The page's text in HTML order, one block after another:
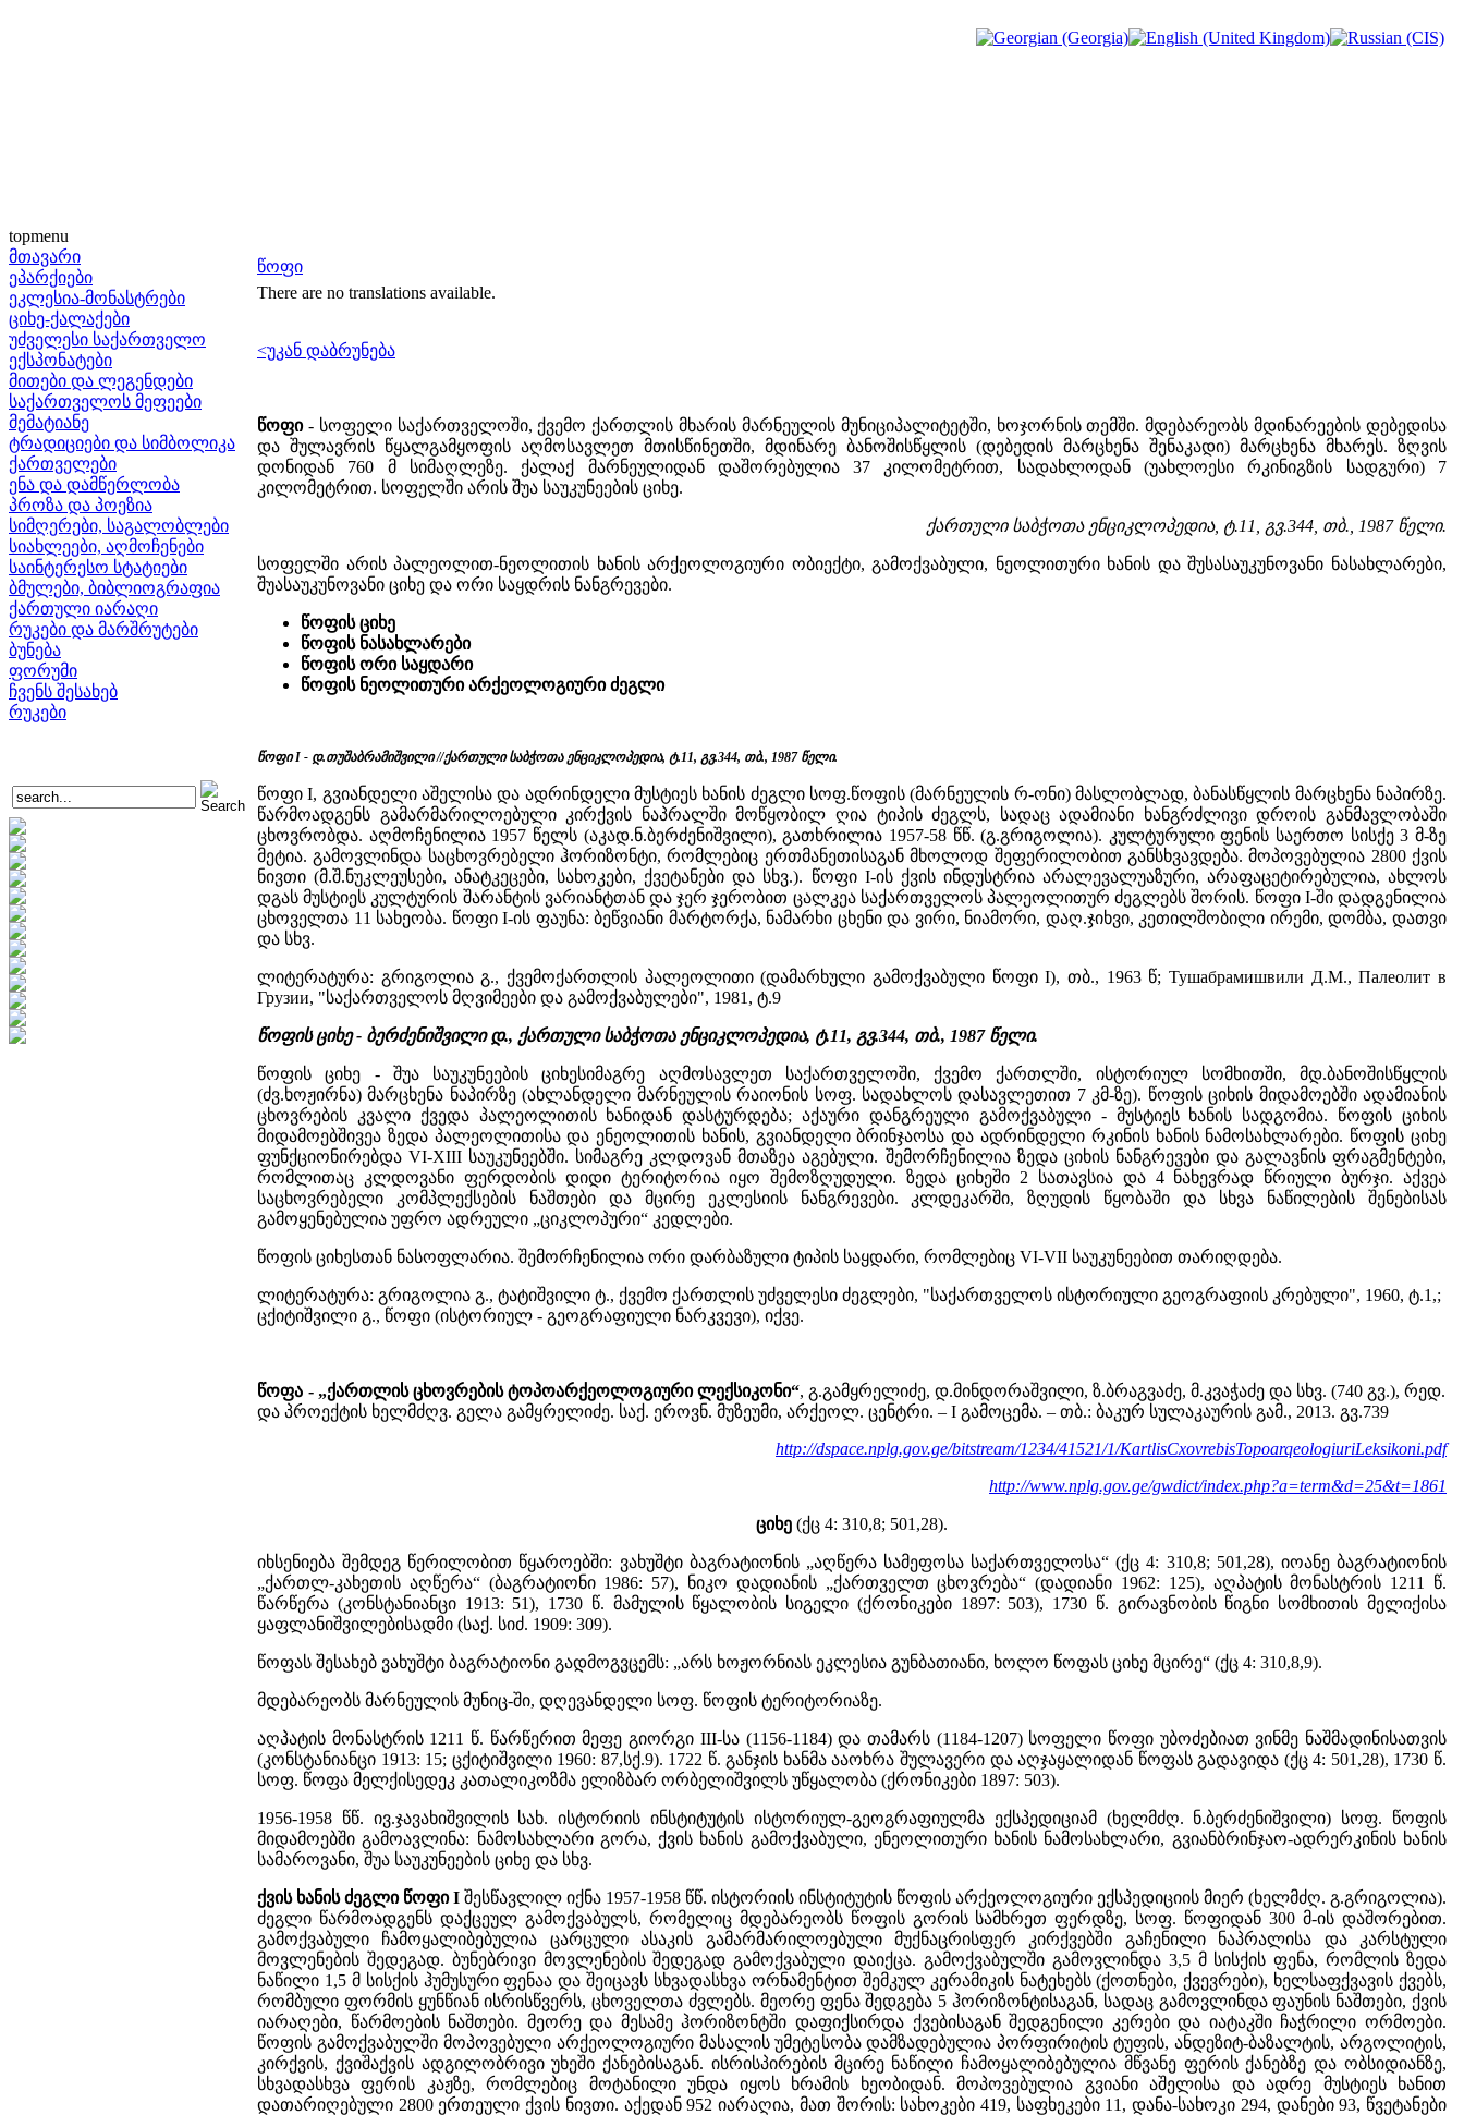
topmenu
მთავარი
ეპარქიები
ეკლესია-მონასტრები
ციხე-ქალაქები
უძველესი საქართველო
ექსპონატები
მითები და ლეგენდები
საქართველოს მეფეები
მემატიანე
ტრადიციები და სიმბოლიკა
ქართველები
ენა და დამწერლობა
პროზა და პოეზია
სიმღერები, საგალობლები
სიახლეები, აღმოჩენები
საინტერესო სტატიები
ბმულები, ბიბლიოგრაფია
ქართული იარაღი
რუკები და მარშრუტები
ბუნება
ფორუმი
ჩვენს შესახებ
რუკები
წოფი
There are no translations available.
<უკან დაბრუნება
წოფი- სოფელი საქართველოში, ქვემო ქართლის მხარის მარნეულის მუნიციპალიტეტში, ხოჯორნის თემში. მდებარეობს მდინარეების დებედისა
და შულავრის წყალგამყოფის აღმოსავლეთ მთისწინეთში, მდინარე ბანოშისწყლის (დებედის მარცხენა შენაკადი) მარცხენა მხარეს. ზღვის
დონიდან 760 მ სიმაღლეზე. ქალაქ მარნეულიდან დაშორებულია 37 კილომეტრით, სადახლოდან (უახლოესი რკინიგზის სადგური) 7
კილომეტრით. სოფელში არის შუა საუკუნეების ციხე.
ქართული საბჭოთა ენციკლოპედია, ტ.11, გვ.344, თბ., 1987 წელი.
სოფელში არის პალეოლით-ნეოლითის ხანის არქეოლოგიური ობიექტი, გამოქვაბული, ნეოლითური ხანის და შუსასაუკუნოვანი ნასახლარები,
შუასაუკუნოვანი ციხე და ორი საყდრის ნანგრევები.
წოფის ციხე
წოფის ნასახლარები
წოფის ორი საყდარი
წოფის ნეოლითური არქეოლოგიური ძეგლი
წოფი I - დ.თუშაბრამიშვილი //ქართული საბჭოთა ენციკლოპედია, ტ.11, გვ.344, თბ., 1987 წელი.
წოფი I, გვიანდელი აშელისა და ადრინდელი მუსტიეს ხანის ძეგლი სოფ.წოფის (მარნეულის რ-ონი) მასლობლად, ბანასწყლის მარცხენა ნაპირზე.
წარმოადგენს გამარმარილოებული კირქვის ნაპრალში მოწყობილ ღია ტიპის ძეგლს, სადაც ადამიანი ხანგრძლივი დროის განმავლობაში
ცხოვრობდა. აღმოჩენილია 1957 წელს (აკად.ნ.ბერძენიშვილი), გათხრილია 1957-58 წწ. (გ.გრიგოლია). კულტურული ფენის საერთო სისქე 3 მ-ზე
მეტია. გამოვლინდა საცხოვრებელი ჰორიზონტი, რომლებიც ერთმანეთისაგან მხოლოდ შეფერილობით განსხვავდება. მოპოვებულია 2800 ქვის
ნივთი (მ.შ.ნუკლეუსები, ანატკეცები, სახოკები, ქვეტანები და სხვ.). წოფი I-ის ქვის ინდუსტრია არალევალუაზური, არაფაცეტირებულია, ახლოს
დგას მუსტიეს კულტურის შარანტის ვარიანტთან და ჯერ ჯერობით ცალკეა საქართველოს პალეოლითურ ძეგლებს შორის. წოფი I-ში დადგენილია
ცხოველთა 11 სახეობა. წოფი I-ის ფაუნა: ბეწვიანი მარტორქა, ნამარხი ცხენი და ვირი, ნიამორი, დაღ.ჯიხვი, კეთილშობილი ირემი, დომბა, დათვი
და სხვ.
ლიტერატურა: გრიგოლია გ., ქვემოქართლის პალეოლითი (დამარხული გამოქვაბული წოფი I), თბ., 1963 წ; Тушабрамишвили Д.М., Палеолит в
Грузии, "საქართველოს მღვიმეები და გამოქვაბულები", 1981, ტ.9
წოფის ციხე - ბერძენიშვილი დ., ქართული საბჭოთა ენციკლოპედია, ტ.11, გვ.344, თბ., 1987 წელი.
წოფის ციხე - შუა საუკუნეების ციხესიმაგრე აღმოსავლეთ საქართველოში, ქვემო ქართლში, ისტორიულ სომხითში, მდ.ბანოშისწყლის
(ძვ.ხოჟირნა) მარცხენა ნაპირზე (ახლანდელი მარნეულის რაიონის სოფ. სადახლოს დასავლეთით 7 კმ-ზე). წოფის ციხის მიდამოებში ადამიანის
ცხოვრების კვალი ქვედა პალეოლითის ხანიდან დასტურდება; აქაური დანგრეული გამოქვაბული - მუსტიეს ხანის სადგომია. წოფის ციხის
მიდამოებშივეა ზედა პალეოლითისა და ენეოლითის ხანის, გვიანდელი ბრინჯაოსა და ადრინდელი რკინის ხანის ნამოსახლარები. წოფის ციხე
ფუნქციონირებდა VI-XIII საუკუნეებში. სიმაგრე კლდოვან მთაზეა აგებული. შემორჩენილია ზედა ციხის ნანგრევები და გალავნის ფრაგმენტები,
რომლითაც კლდოვანი ფერდობის დიდი ტერიტორია იყო შემოზღუდული. ზედა ციხეში 2 სათავსია და 4 ნახევრად წრიული ბურჯი. აქვეა
საცხოვრებელი კომპლექსების ნაშთები და მცირე ეკლესიის ნანგრევები. კლდეკარში, ზღუდის წყობაში და სხვა ნაწილების შენებისას
გამოყენებულია უფრო ადრეული „ციკლოპური“ კედლები.
წოფის ციხესთან ნასოფლარია. შემორჩენილია ორი დარბაზული ტიპის საყდარი, რომლებიც VI-VII საუკუნეებით თარიღდება.
ლიტერატურა: გრიგოლია გ., ტატიშვილი ტ., ქვემო ქართლის უძველესი ძეგლები, "საქართველოს ისტორიული გეოგრაფიის კრებული", 1960, ტ.1,;
ცქიტიშვილი გ., წოფი (ისტორიულ - გეოგრაფიული ნარკვევი), იქვე.
წოფა - „ქართლის ცხოვრების ტოპოარქეოლოგიური ლექსიკონი“, გ.გამყრელიძე, დ.მინდორაშვილი, ზ.ბრაგვაძე, მ.კვაჭაძე და სხვ. (740 გვ.), რედ.
და პროექტის ხელმძღვ. გელა გამყრელიძე. საქ. ეროვნ. მუზეუმი, არქეოლ. ცენტრი. – I გამოცემა. – თბ.: ბაკურ სულაკაურის გამ., 2013. გვ.739
http://dspace.nplg.gov.ge/bitstream/1234/41521/1/KartlisCxovrebisTopoarqeologiuriLeksikoni.pdf
http://www.nplg.gov.ge/gwdict/index.php?a=term&d=25&t=1861
ციხე (ქც 4: 310,8; 501,28).
იხსენიება შემდეგ წერილობით წყაროებში: ვახუშტი ბაგრატიონის „აღწერა სამეფოსა საქართველოსა“ (ქც 4: 310,8; 501,28), იოანე ბაგრატიონის
„ქართლ-კახეთის აღწერა“ (ბაგრატიონი 1986: 57), ნიკო დადიანის „ქართველთ ცხოვრება“ (დადიანი 1962: 125), აღპატის მონასტრის 1211 წ.
წარწერა (კონსტანიანცი 1913: 51), 1730 წ. მამულის წყალობის სიგელი (ქრონიკები 1897: 503), 1730 წ. გირავნობის წიგნი სომხითის მელიქისა
ყაფლანიშვილებისადმი (საქ. სიძ. 1909: 309).
წოფას შესახებ ვახუშტი ბაგრატიონი გადმოგვცემს: „არს ხოჟორნიას ეკლესია გუნბათიანი, ხოლო წოფას ციხე მცირე“ (ქც 4: 310,8,9).
მდებარეობს მარნეულის მუნიც-ში, დღევანდელი სოფ. წოფის ტერიტორიაზე.
აღპატის მონასტრის 1211 წ. წარწერით მეფე გიორგი III-სა (1156-1184) და თამარს (1184-1207) სოფელი წოფი უბოძებიათ ვინმე ნაშმადინისათვის
(კონსტანიანცი 1913: 15; ცქიტიშვილი 1960: 87,სქ.9). 1722 წ. განჯის ხანმა ააოხრა შულავერი და აღჯაყალიდან წოფას გადავიდა (ქც 4: 501,28), 1730 წ.
სოფ. წოფა მელქისედეკ კათალიკოზმა ელიზბარ ორბელიშვილს უწყალობა (ქრონიკები 1897: 503).
1956-1958 წწ. ივ.ჯავახიშვილის სახ. ისტორიის ინსტიტუტის ისტორიულ-გეოგრაფიულმა ექსპედიციამ (ხელმძღ. ნ.ბერძენიშვილი) სოფ. წოფის
მიდამოებში გამოავლინა: ნამოსახლარი გორა, ქვის ხანის გამოქვაბული, ენეოლითური ხანის ნამოსახლარი, გვიანბრინჯაო-ადრერკინის ხანის
სამაროვანი, შუა საუკუნეების ციხე და სხვ.
ქვის ხანის ძეგლი წოფი I შესწავლილ იქნა 1957-1958 წწ. ისტორიის ინსტიტუტის წოფის არქეოლოგიური ექსპედიციის მიერ (ხელმძღ. გ.გრიგოლია).
ძეგლი წარმოადგენს დაქცეულ გამოქვაბულს, რომელიც მდებარეობს წოფის გორის სამხრეთ ფერდზე, სოფ. წოფიდან 300 მ-ის დაშორებით.
გამოქვაბული ჩამოყალიბებულია ცარცული ასაკის გამარმარილოებული მუქნაცრისფერ კირქვებში გაჩენილი ნაპრალისა და კარსტული
მოვლენების შედეგად. ბუნებრივი მოვლენების შედეგად გამოქვაბული დაიქცა. გამოქვაბულში გამოვლინდა 3,5 მ სისქის ფენა, რომლის ზედა
ნაწილი 1,5 მ სისქის ჰუმუსური ფენაა და შეიცავს სხვადასხვა ორნამენტით შემკულ კერამიკის ნატეხებს (ქოთნები, ქვევრები), ხელსაფქვავის ქვებს,
რომბული ფორმის ყუნწიან ისრისწვერს, ცხოველთა ძვლებს. მეორე ფენა შედგება 5 ჰორიზონტისაგან, სადაც გამოვლინდა ფაუნის ნაშთები, ქვის
იარაღები, წარმოების ნაშთები. მეორე და მესამე ჰორიზონტში დაფიქსირდა ქვებისაგან შედგენილი კერები და იატაკში ჩაჭრილი ორმოები.
წოფის გამოქვაბულში მოპოვებული არქეოლოგიური მასალის უმეტესობა დამზადებულია პორფირიტის ტუფის, ანდეზიტ-ბაზალტის, არგოლიტის,
კირქვის, ქვიშაქვის ადგილობრივი უხეში ქანებისაგან. ისრისპირების მცირე ნაწილი ჩამოყალიბებულია მწვანე ფერის ქანებზე და ობსიდიანზე,
სხვადასხვა ფერის კაჟზე, რომლებიც მოტანილი უნდა იყოს ხრამის ხეობიდან. მოპოვებულია გვიანი აშელისა და ადრე მუსტიეს ხანით
დათარიღებული 2800 ერთეული ქვის ნივთი. აქედან 952 იარაღია, მათ შორის: სახოკები 419, საფხეკები 11, დანა-სახოკი 294, დანები 93, წვეტანები